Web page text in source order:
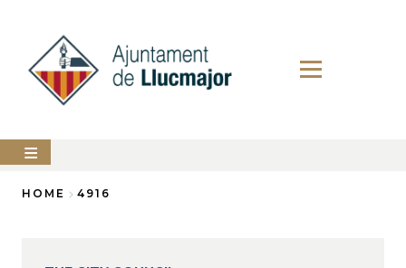
content
The
city
HOME 4916